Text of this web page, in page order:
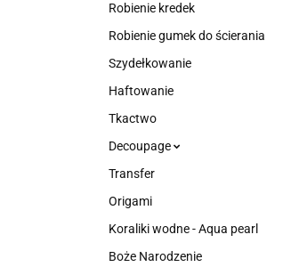
Robienie kredek
Robienie gumek do ścierania
Szydełkowanie
Haftowanie
Tkactwo
Decoupage
Transfer
Origami
Koraliki wodne - Aqua pearl
Boże Narodzenie